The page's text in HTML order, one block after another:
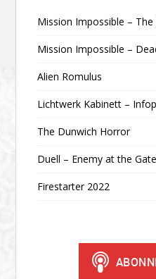
Mission Impossible – The
Mission Impossible –
Alien Romulus
Lichtwerk Kabinett –
The Dunwich Horror
Duell – Enemy at the
Firestarter 2022